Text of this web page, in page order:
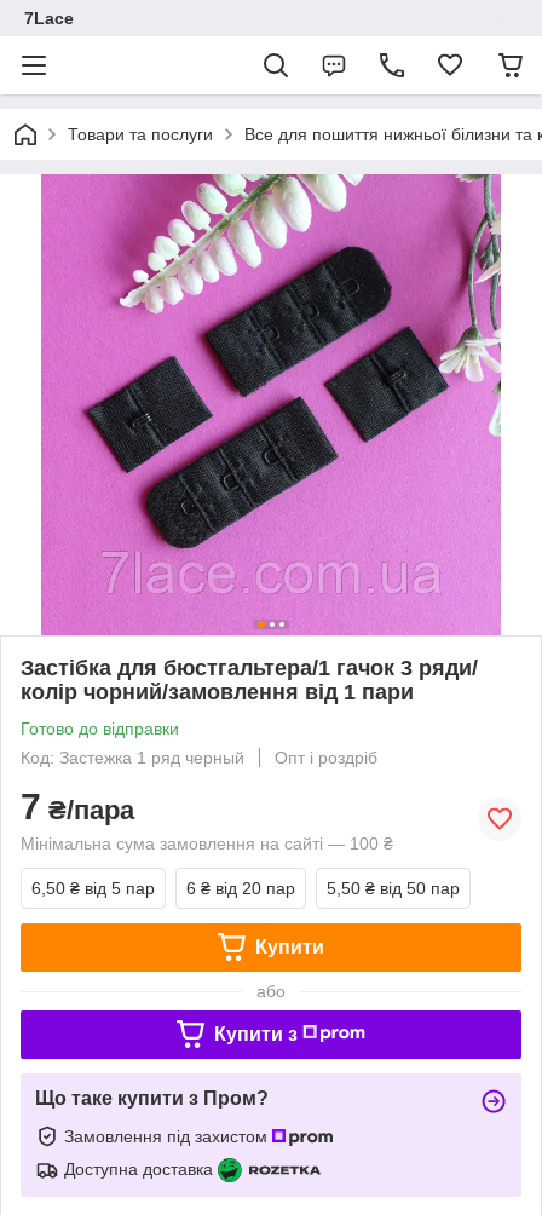
7Lace
Товари та послуги Все для пошиття нижньої білизни та
Застібка для бюстгальтера/1 гачок 3 ряди/
колір чорний/замовлення від 1 пари
Готово до відправки
Код: Застежка 1 ряд черный
Опт і роздріб
7 ₴/пара
Мінімальна сума замовлення на сайті — 100 ₴
6,50 ₴ від 5 пар 6 ₴ від 20 пар 5,50 ₴ від 50 пар
Купити
або
Купити з
Що таке купити з Пром?
Замовлення під захистом
Доступна доставка